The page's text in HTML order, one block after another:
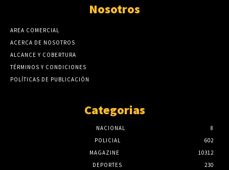
Nosotros
AREA COMERCIAL
ACERCA DE NOSOTROS
ALCANCE Y COBERTURA
TÉRMINOS Y CONDICIONES
POLÍTICAS DE PUBLICACIÓN
Categorias
NACIONAL
8
POLICIAL
602
MAGAZINE
10312
DEPORTES
230